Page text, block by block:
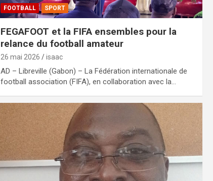
FOOTBALL SPORT
FEGAFOOT et la FIFA ensembles pour la
relance du football amateur
26 mai 2026 isaac
AD – Libreville (Gabon) – La Fédération internationale de
football association (FIFA), en collaboration avec la…